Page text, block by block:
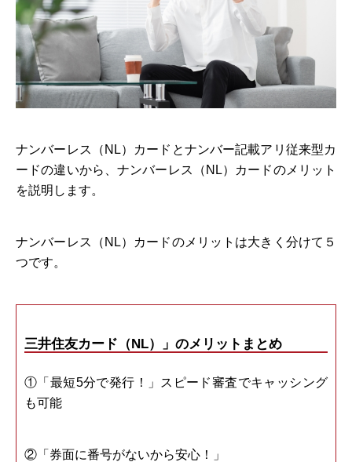
ナンバーレス（NL）カードとナンバー記載アリ従来型カ
ードの違いから、ナンバーレス（NL）カードのメリット
を説明します。
ナンバーレス（NL）カードのメリットは大きく分けて５
つです。
三井住友カード（NL）」のメリットまとめ
①「最短5分で発行！」スピード審査でキャッシング
も可能
②「券面に番号がないから安心！」